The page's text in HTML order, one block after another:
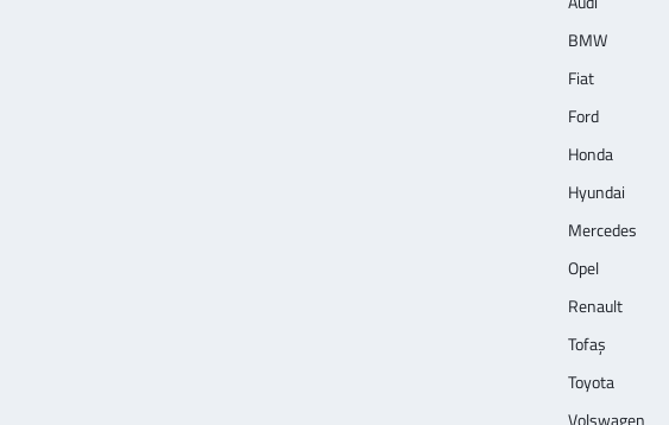
BMW
Fiat
Ford
Honda
Hyundai
Mercedes
Opel
Renault
Tofaş
Toyota
Volswagen